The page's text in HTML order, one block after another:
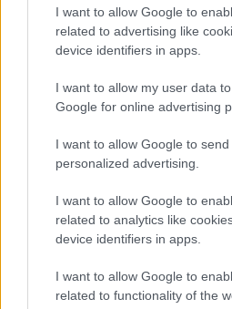
I want to allow Google to
related to advertising like
device identifiers in apps.
I want to allow my user data
Google for online advertising
I want to allow Google to send
personalized advertising.
I want to allow Google to
related to analytics like
device identifiers in apps.
I want to allow Google to
related to functionality of the
Νέας Δημοκρατίας
Την άρση της
ενεργεία βουλευτών της
εισηγούνται ομόφωνα τα
Επιτροπής Δεοντολογίας